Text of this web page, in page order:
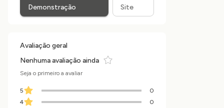
Demonstração
Site
Avaliação geral
Nenhuma avaliação ainda
Seja o primeiro a avaliar
5
0
4
0